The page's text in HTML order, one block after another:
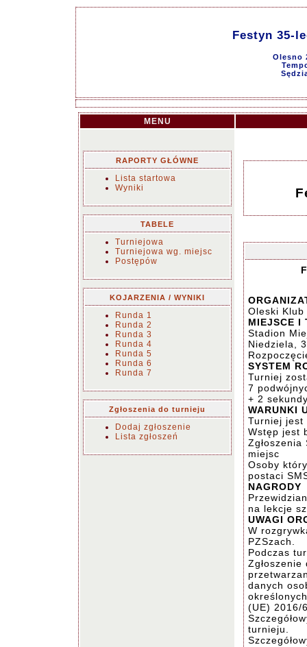
Festyn 35-
Olesno
MENU
RAPORTY GŁÓWNE
Lista startowa
Wyniki
TABELE
Turniejowa
Turniejowa wg. miejsc
Postępów
KOJARZENIA / WYNIKI
Runda 1
Runda 2
Runda 3
Runda 4
Runda 5
Runda 6
Runda 7
Zgłoszenia do turnieju
Dodaj zgłoszenie
Lista zgłoszeń
Oleski Klub
MIEJSCE I
Stadion
Niedziela,
SYSTEM
Turniej
7
+ 2
WARUNKI
Turniej jest
Wstęp jest
miejsc
Osoby
postaci
NAGRODY
na lekcje
UWAGI
W
PZSzach.
Podczas
danych
(UE) 2016/
turnieju.